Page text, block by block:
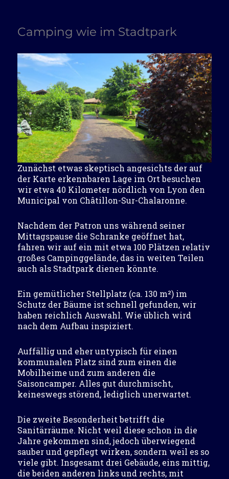
Camping wie im Stadtpark
Zunächst etwas skeptisch angesichts der auf
der Karte erkennbaren Lage im Ort besuchen
wir etwa 40 Kilometer nördlich von Lyon den
Municipal von Châtillon-Sur-Chalaronne.
Nachdem der Patron uns während seiner
Mittagspause die Schranke geöffnet hat,
fahren wir auf ein mit etwa 100 Plätzen relativ
großes Campinggelände, das in weiten Teilen
auch als Stadtpark dienen könnte.
Ein gemütlicher Stellplatz (ca. 130 m²) im
Schutz der Bäume ist schnell gefunden, wir
haben reichlich Auswahl. Wie üblich wird
nach dem Aufbau inspiziert.
Auffällig und eher untypisch für einen
kommunalen Platz sind zum einen die
Mobilheime und zum anderen die
Saisoncamper. Alles gut durchmischt,
keineswegs störend, lediglich unerwartet.
Die zweite Besonderheit betrifft die
Sanitärräume. Nicht weil diese schon in die
Jahre gekommen sind, jedoch überwiegend
sauber und gepflegt wirken, sondern weil es so
viele gibt. Insgesamt drei Gebäude, eins mittig,
die beiden anderen links und rechts, mit